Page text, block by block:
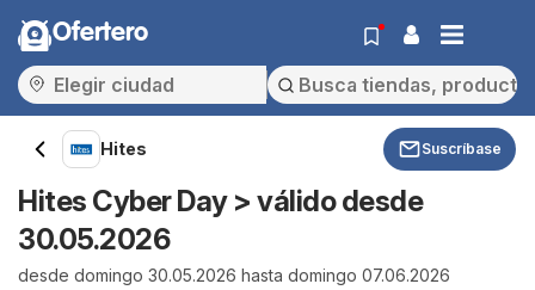
Ofertero
Hites Suscríbase
Hites Cyber Day > válido desde
30.05.2026
desde domingo 30.05.2026 hasta domingo 07.06.2026